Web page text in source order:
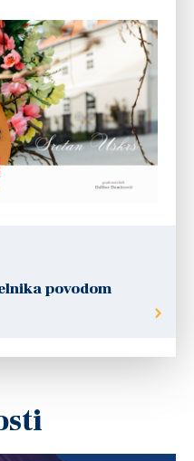
povodom